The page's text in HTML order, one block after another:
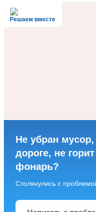
Решаем вместе
Не убран
дороге, не горит
фонарь?
Столкнулись с